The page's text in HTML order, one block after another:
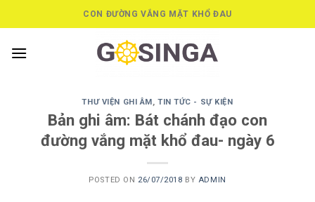
to
CON ĐƯỜNG VẮNG MẶT KHỔ ĐAU
THƯ VIỆN GHI ÂM, TIN TỨC - SỰ KIỆN
Bản ghi âm: Bát chánh đạo con
đường vắng mặt khổ đau- ngày 6
POSTED ON 26/07/2018 BY ADMIN